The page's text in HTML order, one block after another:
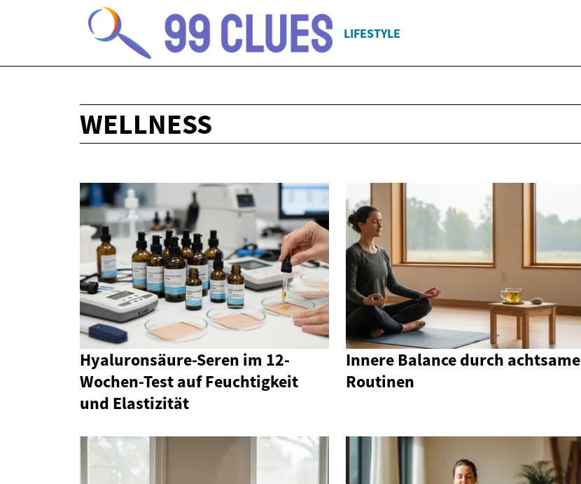
LIFESTYLE
WELLNESS
Hyaluronsäure-Seren im 12-
Wochen-Test auf Feuchtigkeit
und Elastizität
Innere Balance durch achtsame
Routinen